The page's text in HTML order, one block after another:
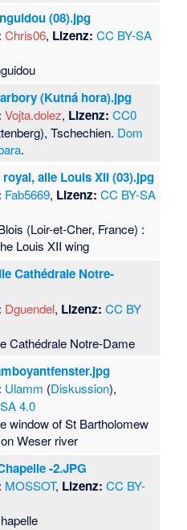
(08).jpg
Chris06, Lizenz: CC BY-SA
(Kutná hora).jpg
Vojta.dolez, Lizenz: CC0
Tschechien. Dom
.
aile Louis XII (03).jpg
Fab5669, Lizenz: CC BY-SA
(Loir-et-Cher, France) :
Louis XII wing
Cathédrale Notre-
Dguendel, Lizenz: CC BY
Cathédrale Notre-Dame
Ulamm (Diskussion),
4.0
window of St Bartholomew
Weser river
-2.JPG
MOSSOT, Lizenz: CC BY-